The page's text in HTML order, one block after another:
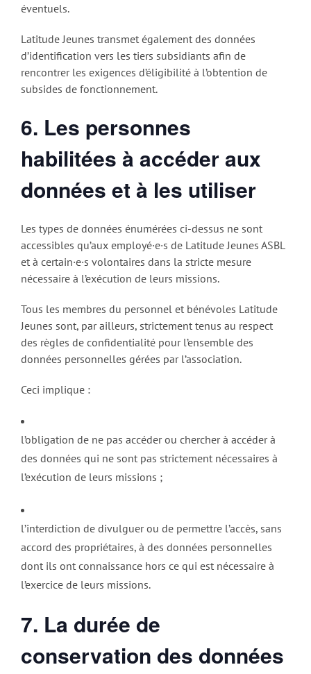
éventuels.
Latitude Jeunes transmet également des données
d’identification vers les tiers subsidiants afin de
rencontrer les exigences d’éligibilité à l’obtention de
subsides de fonctionnement.
6. Les personnes
habilitées à accéder aux
données et à les utiliser
Les types de données énumérées ci-dessus ne sont
accessibles qu’aux employé·e·s de Latitude Jeunes ASBL
et à certain·e·s volontaires dans la stricte mesure
nécessaire à l’exécution de leurs missions.
Tous les membres du personnel et bénévoles Latitude
Jeunes sont, par ailleurs, strictement tenus au respect
des règles de confidentialité pour l’ensemble des
données personnelles gérées par l’association.
Ceci implique :
l’obligation de ne pas accéder ou chercher à accéder à
des données qui ne sont pas strictement nécessaires à
l’exécution de leurs missions ;
l’interdiction de divulguer ou de permettre l’accès, sans
accord des propriétaires, à des données personnelles
dont ils ont connaissance hors ce qui est nécessaire à
l’exercice de leurs missions.
7. La durée de
conservation des données